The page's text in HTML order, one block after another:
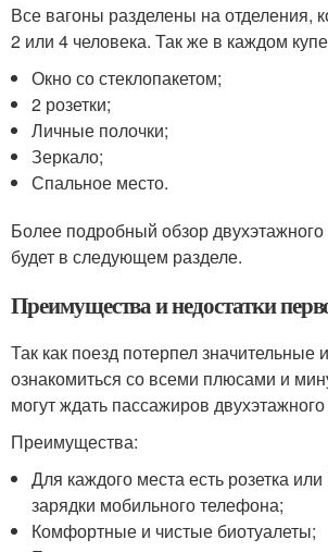
Все вагоны разделены на отделения,
2 или 4 человека. Так же в каждом
Окно со стеклопакетом;
2 розетки;
Личные полочки;
Зеркало;
Спальное место.
Более подробный обзор двухэтажного
будет в следующем разделе.
Преимущества и недостатки
Так как поезд потерпел
ознакомиться со всеми плюсами и
могут ждать пассажиров
Преимущества:
Для каждого места есть розетка
зарядки мобильного телефона;
Комфортные и чистые биотуалеты;